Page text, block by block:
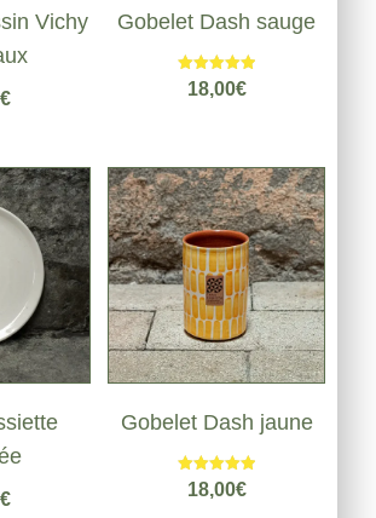
Vichy
€
Gobelet Dash sauge
Note
5.00
18,00€
€
Gobelet Dash jaune
Note
5.00
18,00€